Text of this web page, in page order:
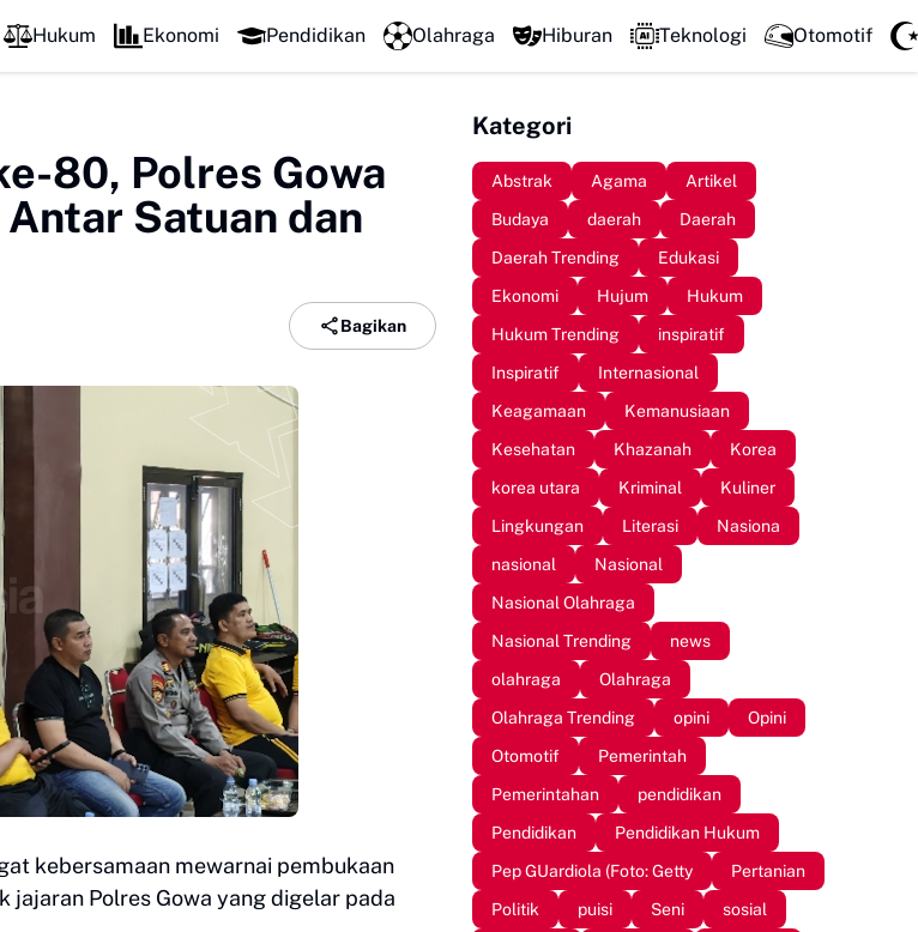
Perkuat Kolaborasi Pengembangan Pariwisata
Hukum Ekonomi Pendidikan Olahraga Hiburan Teknologi Otomotif
80, Polres Gowa
Satuan dan
Bagikan
kebersamaan mewarnai pembukaan
jajaran Polres Gowa yang digelar pada
Kategori
Abstrak Agama
Artikel
Budaya
daerah
Daerah
Daerah Trending
Edukasi
Ekonomi
Hujum
Hukum
Hukum Trending
inspiratif
Inspiratif
Internasional
Keagamaan
Kemanusiaan
Kesehatan
Khazanah
Korea
korea utara
Kriminal
Kuliner
Lingkungan
Literasi
Nasiona
nasional
Nasional
Nasional Olahraga
Nasional Trending
news
olahraga
Olahraga
Olahraga Trending
opini
Opini
Otomotif
Pemerintah
Pemerintahan
pendidikan
Pendidikan
Pendidikan Hukum
Pep GUardiola (Foto: Getty
Pertanian
Politik
puisi Seni
sosial